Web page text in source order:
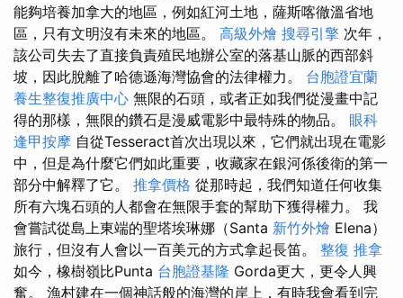
能夠培養加拿大的地區，例如紅河土地，薩斯喀徹溫省地
區，只有文明沒有未來的地區。 高級外燴 搜尋引擎 次年，
該公司失去了直接負責殖民地辦公室的落基山脈的西部斜
坡，因此脫離了哈德遜海灣協會的法律權力。 台胞證宜蘭
養生整復推廣中心 無限的石頭，或者正如我們從漫畫中記
得的那樣，無限的鑽石是漫威電影中最特殊的物品。 眼科
逢甲按摩 自從Tesseract首次出現以來，它們就出現在電影
中，但是為什麼它們如此重要，收藏家在銀河係後衛的第一
部分中解釋了它。 推拿價格 從那時起，我們知道任何收集
所有六塊石頭的人都會在無限手套的幫助下獲得權力。 我
會嘗試從島上東端的聖塔埃琳娜（Santa 新竹外燴 Elena）
旅行，但沒有人會以一百美元的方式拿起長笛。 整復 推拿
如今，橡樹嶺比Punta 台胞證基隆 Gorda更大，更令人興
奮。 漁村建在一個神話般的海灣的岸上，有時我會看到完